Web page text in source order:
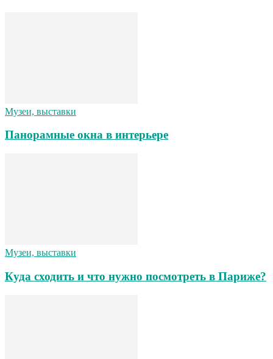
Музеи, выставки
Панорамные окна в интерьере
Музеи, выставки
Куда сходить и что нужно посмотреть в Париже?